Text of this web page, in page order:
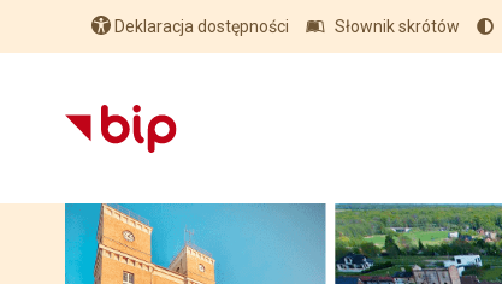
Deklaracja dostępności Słownik skrótów